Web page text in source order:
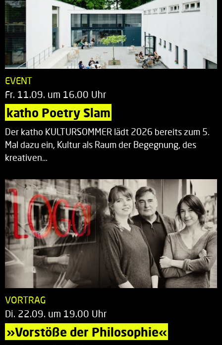
EVENT
Fr. 11.09. um 16.00 Uhr
katho Poetry Slam
Der katho KULTURSOMMER lädt 2026 bereits zum 5.
Mal dazu ein, Kultur als Raum der Begegnung, des
kreativen…
VORTRAG
Di. 22.09. um 19.00 Uhr
»Vorstöße der Philosophie«